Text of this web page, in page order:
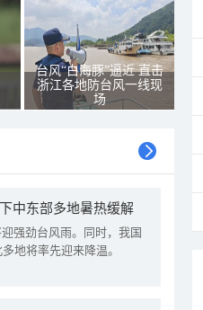
台风“白海豚”逼近 直击
浙江各地防台风一线现
场
中东部多地暑热缓解
强劲台风雨。同时，我国
地将率先迎来降温。